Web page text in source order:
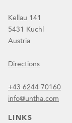
Kellau 141
5431 Kuchl
Austria
Directions
+43 6244 70160
info@untha.com
LINKS